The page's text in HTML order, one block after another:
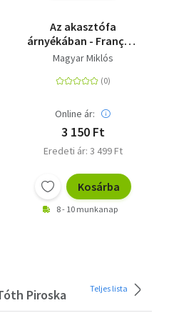
Az akasztófa
árnyékában - François
Villon
Magyar Miklós
Online ár:
3 150 Ft
Eredeti ár: 3 499 Ft
Kosárba
8 - 10 munkanap
Piroska Teljes lista